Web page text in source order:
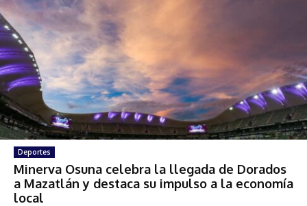
Deportes
Minerva Osuna celebra la llegada de Dorados
a Mazatlán y destaca su impulso a la economía
local